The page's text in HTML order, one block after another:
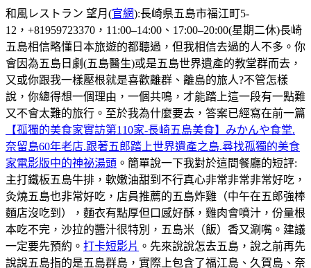
和風レストラン 望月(官網):長崎県五島市福江町5-
12，+81959723370，11:00–14:00、17:00–20:00(星期二休)長崎
五島相信略懂日本旅遊的都聽過，但我相信去過的人不多。你
會因為五島日劇(五島醫生)或是五島世界遺產的教堂群而去，
又或你跟我一樣壓根就是喜歡離群、離島的旅人?不管怎樣
說，你總得想一個理由，一個共鳴，才能踏上這一段有一點難
又不會太難的旅行。至於我為什麼要去，答案已經寫在前一篇
【孤獨的美食家實訪第110家-長崎五島美食】みかんや食堂.
奈留島60年老店.跟著五郎踏上世界遺產之島.尋找孤獨的美食
家電影版中的神祕湯頭 。簡單說一下我對於這間餐廳的短評:
主打鐵板五島牛排，軟嫩油甜到不行真心非常非常非常好吃，
灸燒五島也非常好吃，店員推薦的五島炸雞（中午在五郎強棒
麵店沒吃到），麵衣有點厚但口感好酥，雞肉會噴汁，份量根
本吃不完，沙拉的醬汁很特別，五島米（飯）香又涮嘴。建議
一定要先預約。 打卡短影片 。先來說說怎去五島，說之前再先
說說五島指的是五島群島，實際上包含了福江島、久賀島、奈